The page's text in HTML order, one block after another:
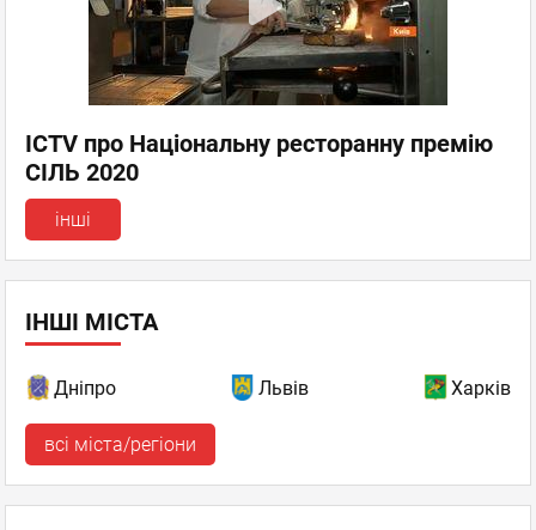
ICTV про Національну ресторанну премію
СІЛЬ 2020
інші
ІНШІ МІСТА
Дніпро Львів Харків
всі міста/регіони